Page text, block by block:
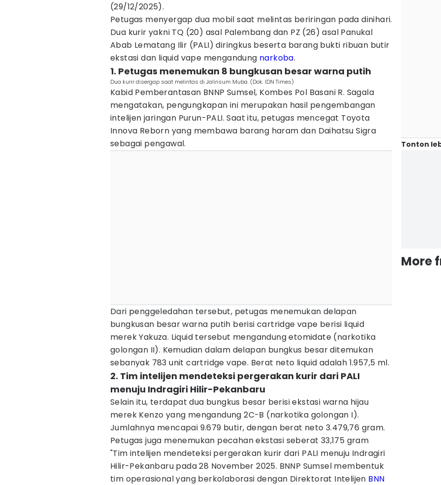
(29/12/2025).
Petugas menyergap dua mobil saat melintas beriringan pada dinihari.
Dua kurir yakni TQ (20) asal Palembang dan PZ (26) asal Panukal
Abab Lematang Ilir (PALI) diringkus beserta barang bukti ribuan butir
ekstasi dan liquid vape mengandung narkoba.
1. Petugas menemukan 8 bungkusan besar warna putih
Dua kurir disergap saat melintas di Jalinsum Muba. (Dok. IDN Times)
Kabid Pemberantasan BNNP Sumsel, Kombes Pol Basani R. Sagala
mengatakan, pengungkapan ini merupakan hasil pengembangan
intelijen jaringan Purun-PALI. Saat itu, petugas mencegat Toyota
Innova Reborn yang membawa barang haram dan Daihatsu Sigra
sebagai pengawal.
Dari penggeledahan tersebut, petugas menemukan delapan
bungkusan besar warna putih berisi cartridge vape berisi liquid
merek Yakuza. Liquid tersebut mengandung etomidate (narkotika
golongan II). Kemudian dalam delapan bungkus besar ditemukan
sebanyak 783 unit cartridge vape. Berat neto liquid adalah 1.957,5 ml.
2. Tim intelijen mendeteksi pergerakan kurir dari PALI
menuju Indragiri Hilir-Pekanbaru
Selain itu, terdapat dua bungkus besar berisi ekstasi warna hijau
merek Kenzo yang mengandung 2C-B (narkotika golongan I).
Jumlahnya mencapai 9.679 butir, dengan berat neto 3.479,76 gram.
Petugas juga menemukan pecahan ekstasi seberat 33,175 gram
"Tim intelijen mendeteksi pergerakan kurir dari PALI menuju Indragiri
Hilir-Pekanbaru pada 28 November 2025. BNNP Sumsel membentuk
tim operasional yang berkolaborasi dengan Direktorat Intelijen BNN
Tonton
More